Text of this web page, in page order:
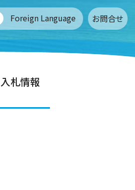
Foreign Language お問合せ
入札情報